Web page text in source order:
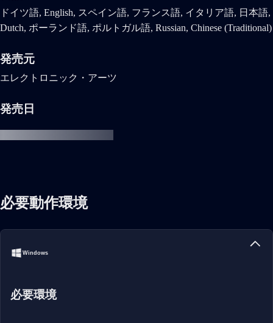
ドイツ語, English, スペイン語, フランス語, イタリア語, 日本語,
Dutch, ポーランド語, ポルトガル語, Russian, Chinese (Traditional)
発売元
エレクトロニック・アーツ
発売日
必要動作環境
Windows
必要環境